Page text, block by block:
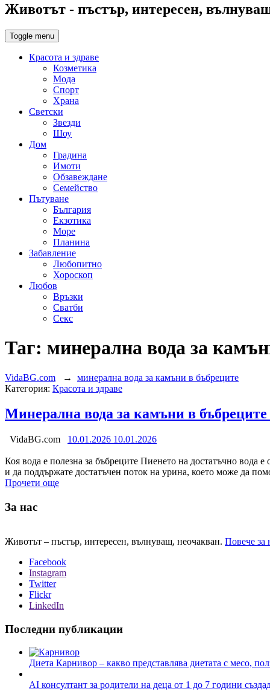
Животът - пъстър, интересен,
Toggle menu
Красота и здраве
Козметика
Мода
Спорт
Храна
Светски
Звезди
Шоу
Дом
Градина
Имоти
Обзавеждане
Семейство
Пътуване
България
Екзотика
Море
Планина
Забавление
Любопитно
Хороскоп
Любов
Връзки
Сватби
Секс
Таг: минерална вода за
VidaBG.com → минерална вода за камъни в бъбреците
Категория: Красота и здраве
Минерална вода за камъни в
VidaBG.com 10.01.2026 10.01.2026
Коя вода е полезна за бъбреците Пиенето на достатъчно вода
и да поддържате достатъчен поток на урина, което може да
Прочети още
За нас
Животът – пъстър, интересен, вълнуващ, неочакван. Повече за
Facebook
Instagram
Twitter
Flickr
LinkedIn
Последни публикации
Диета Карнивор – какво представлява диетата с месо,
AI консултант за родители на деца от 1 до 7 години